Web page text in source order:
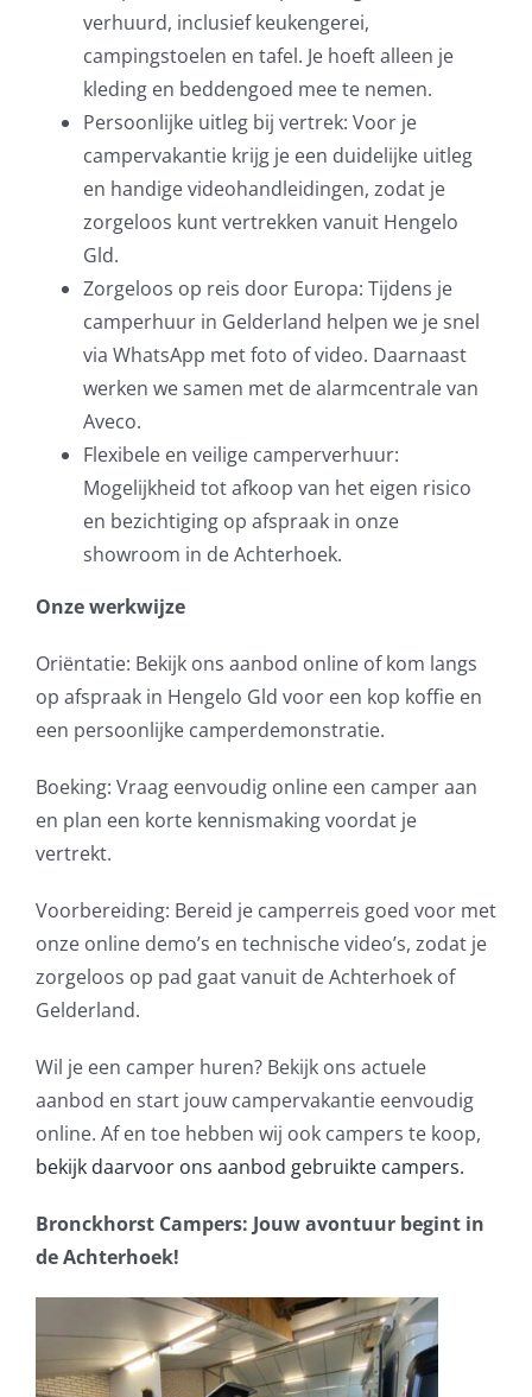
verhuurd, inclusief keukengerei,
campingstoelen en tafel. Je hoeft alleen je
kleding en beddengoed mee te nemen.
Persoonlijke uitleg bij vertrek: Voor je
campervakantie krijg je een duidelijke uitleg
en handige videohandleidingen, zodat je
zorgeloos kunt vertrekken vanuit Hengelo
Gld.
Zorgeloos op reis door Europa: Tijdens je
camperhuur in Gelderland helpen we je snel
via WhatsApp met foto of video. Daarnaast
werken we samen met de alarmcentrale van
Aveco.
Flexibele en veilige camperverhuur:
Mogelijkheid tot afkoop van het eigen risico
en bezichtiging op afspraak in onze
showroom in de Achterhoek.
Onze werkwijze
Oriëntatie: Bekijk ons aanbod online of kom langs
op afspraak in Hengelo Gld voor een kop koffie en
een persoonlijke camperdemonstratie.
Boeking: Vraag eenvoudig online een camper aan
en plan een korte kennismaking voordat je
vertrekt.
Voorbereiding: Bereid je camperreis goed voor met
onze online demo’s en technische video’s, zodat je
zorgeloos op pad gaat vanuit de Achterhoek of
Gelderland.
Wil je een camper huren? Bekijk ons actuele
aanbod en start jouw campervakantie eenvoudig
online. Af en toe hebben wij ook campers te koop,
bekijk daarvoor ons aanbod gebruikte campers.
Bronckhorst Campers: Jouw avontuur begint in
de Achterhoek!